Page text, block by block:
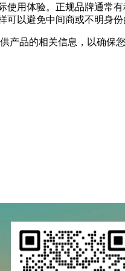
用体验。正规品牌通常
以避免中间商或不明身份
产品的相关信息，以确保您